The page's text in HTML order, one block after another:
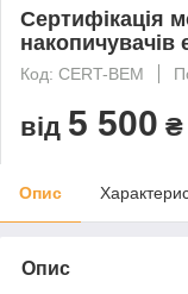
Сертифікація
накопичувачів
Код: CERT-BEM
від 5 500 ₴
Опис
Опис